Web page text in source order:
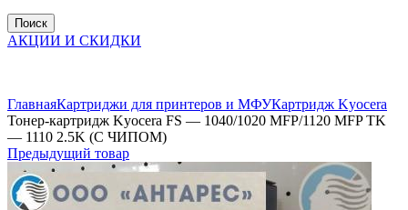
Поиск
АКЦИИ И СКИДКИ
ГлавнаяКартриджи для принтеров и МФУКартридж Kyocera
Тонер-картридж Kyocera FS — 1040/1020 MFP/1120 MFP TK
— 1110 2.5K (С ЧИПОМ)
Предыдущий товар